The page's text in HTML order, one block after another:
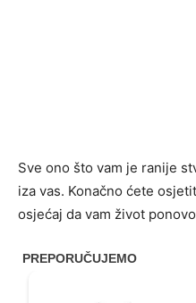
Sve ono što vam je ranije
iza vas. Konačno ćete
osjećaj da vam život